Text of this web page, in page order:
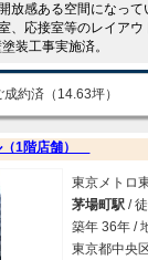
放感ある空間になっ
、応接室等のレイア
装工事実施済。
約済（14.63坪）
（1階店舗）
東京メトロ
茅場町駅 /
築年 36年 /
東京都中央